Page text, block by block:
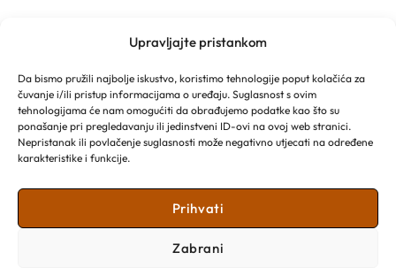
Upravljajte pristankom
Da bismo pružili najbolje iskustvo, koristimo tehnologije poput kolačića za
čuvanje i/ili pristup informacijama o uređaju. Suglasnost s ovim
tehnologijama će nam omogućiti da obrađujemo podatke kao što su
ponašanje pri pregledavanju ili jedinstveni ID-ovi na ovoj web stranici.
Nepristanak ili povlačenje suglasnosti može negativno utjecati na određene
karakteristike i funkcije.
Prihvati
Zabrani
Franjevački put 2a
Obala kralja Tomislava 16
21 300 Makarska
Email: info@makarska-info.hr
Phone: +385 21 612 002/+385 21 650 076